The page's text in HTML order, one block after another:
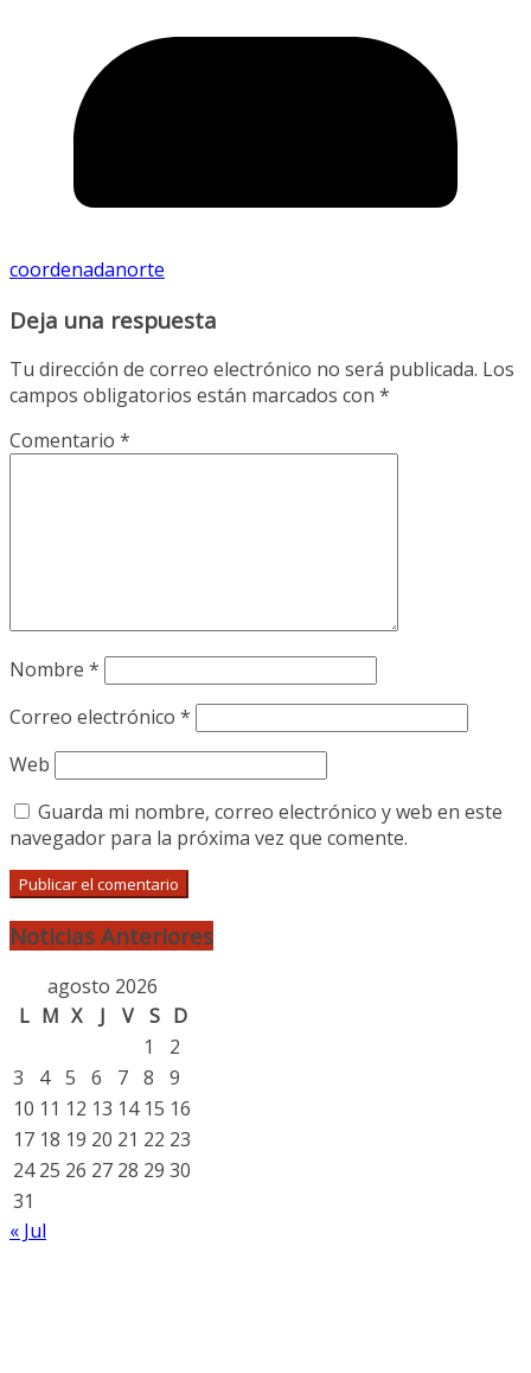
coordenadanorte
Deja una respuesta
Tu dirección de correo electrónico no será publicada. Los
campos obligatorios están marcados con *
Comentario *
Nombre *
Correo electrónico *
Web
Guarda mi nombre, correo electrónico y web en este
navegador para la próxima vez que comente.
Noticias Anteriores
agosto 2026
L M X J V S D
1
2
3
4 5 6 7 8
9
10 11 12 13 14 15 16
17 18 19 20 21 22 23
24 25 26 27 28 29 30
31
« Jul